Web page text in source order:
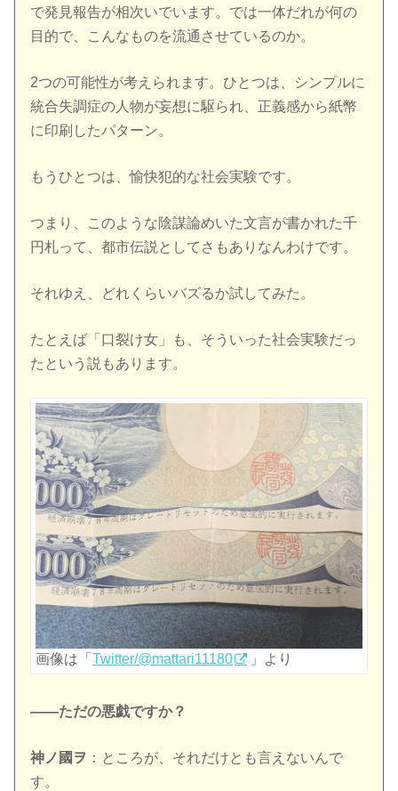
で発見報告が相次いでいます。では一体だれが何の
目的で、こんなものを流通させているのか。
2つの可能性が考えられます。ひとつは、シンプルに
統合失調症の人物が妄想に駆られ、正義感から紙幣
に印刷したパターン。
もうひとつは、愉快犯的な社会実験です。
つまり、このような陰謀論めいた文言が書かれた千
円札って、都市伝説としてさもありなんわけです。
それゆえ、どれくらいバズるか試してみた。
たとえば「口裂け女」も、そういった社会実験だっ
たという説もあります。
画像は「Twitter/@mattari11180 」より
――ただの悪戯ですか？
神ノ國ヲ ：ところが、それだけとも言えないんで
す。